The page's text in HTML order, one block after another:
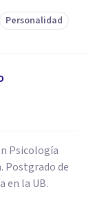
Personalidad
Psicología
Postgrado de
en la UB.